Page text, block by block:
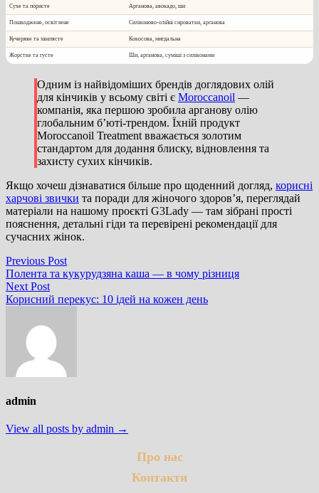
Сухе та пористе Арганова, авокадо, ши
Пошкоджене, освітлене Силіконово-олійні сироватки, арганова
Кучеряве та хвилясте Кокосова, мигдальна
Жорстке та густе Ши, арганова, суміші з силіконами
Одним із найвідоміших брендів доглядових олій
для кінчиків у всьому світі є Moroccanoil —
компанія, яка першою зробила арганову олію
глобальним б’юті-трендом. Їхній продукт
Moroccanoil Treatment вважається золотим
стандартом для додання блиску, відновлення та
захисту сухих кінчиків.
Якщо хочеш дізнаватися більше про щоденний догляд, корисні
харчові звички та поради для жіночого здоров’я, переглядай
матеріали на нашому проєкті G3Lady — там зібрані прості
пояснення, детальні гіди та перевірені рекомендації для
сучасних жінок.
Навігація
записів
Previous PostPrevious
post:
Полента та кукурудзяна каша — в чому різниця
Next PostNext
post:
Корисний перекус: 10 ідей на кожен день
admin
View all posts by admin →
Про нас
Контакти